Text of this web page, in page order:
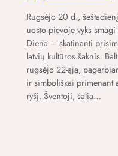
Rugsėjo 20 d.,
uosto pievoje vyks
Diena – skatinanti
latvių kultūros šaknis.
rugsėjo 22-ąją,
ir simboliškai primenant
ryšį. Šventoji, šalia…